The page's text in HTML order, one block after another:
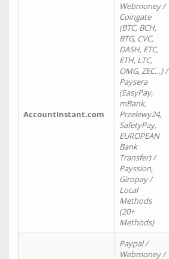
AccountInstant.com
Webmoney /
Coingate
(BTC, BCH,
BTG, CVC,
DASH, ETC,
ETH, LTC,
OMG, ZEC…) /
Paysera
(EasyPay,
mBank,
Przelewy24,
SafetyPay,
EUROPEAN
Bank
Transfer) /
Payssion,
Giropay /
Local
Methods
(20+
Methods)
Paypal /
Webmoney /